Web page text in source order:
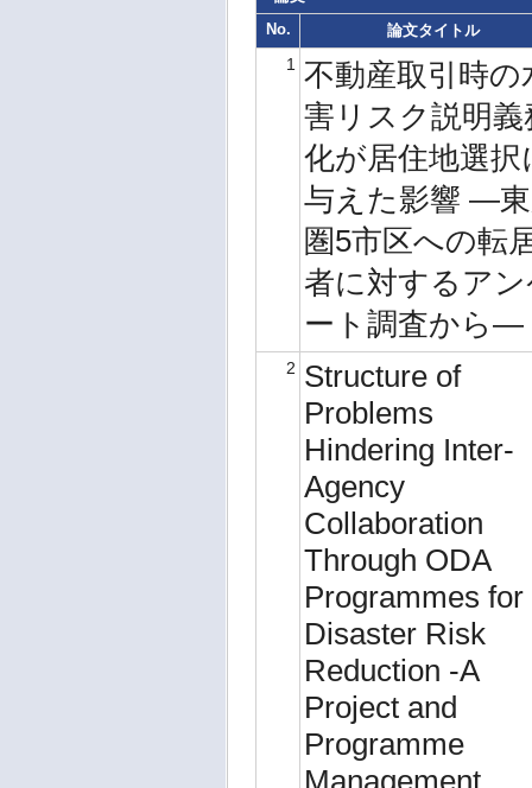
No.
論文タイトル
1
不動産取引時の
害リスク説明義
化が居住地選択
与えた影響 ―
圏5市区への転
者に対するア
ート調査から―
2 Structure of
Problems
Hindering Inter-
Agency
Collaboration
Through ODA
Programmes for
Disaster Risk
Reduction -A
Project and
Programme
Management